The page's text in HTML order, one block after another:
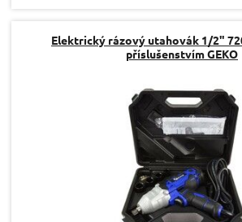
Elektrický rázový utahovák 1/2"
příslušenstvím GEKO